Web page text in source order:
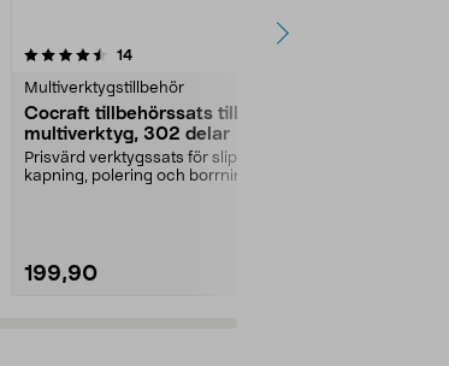
14recensioner
Multiverktygstillbehör
Cocraft tillbehörssats till
multiverktyg, 302 delar
Prisvärd verktygssats för slipning,
kapning, polering och borrning.
199,90
4.5 av 5 stjärnor